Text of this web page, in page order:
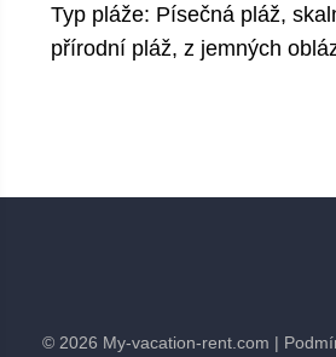
Typ pláže: Písečná pláž,
přírodní pláž, z jemných
© 2026 My-vacation-rent.com |